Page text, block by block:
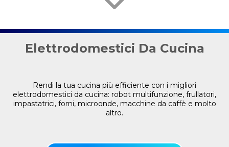
Elettrodomestici Da Cucina
Rendi la tua cucina più efficiente con i migliori
elettrodomestici da cucina: robot multifunzione, frullatori,
impastatrici, forni, microonde, macchine da caffè e molto
altro.